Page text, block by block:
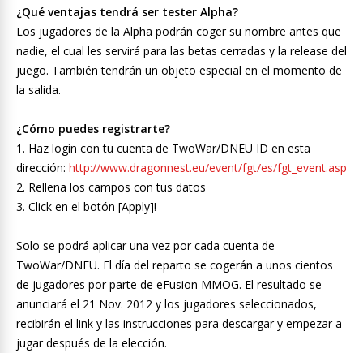
¿Qué ventajas tendrá ser tester Alpha?
Los jugadores de la Alpha podrán coger su nombre antes que
nadie, el cual les servirá para las betas cerradas y la release del
juego. También tendrán un objeto especial en el momento de
la salida.
¿Cómo puedes registrarte?
1. Haz login con tu cuenta de TwoWar/DNEU ID en esta
dirección: http://www.dragonnest.eu/event/fgt/es/fgt_event.asp
2. Rellena los campos con tus datos
3. Click en el botón [Apply]!
Solo se podrá aplicar una vez por cada cuenta de
TwoWar/DNEU. El día del reparto se cogerán a unos cientos
de jugadores por parte de eFusion MMOG. El resultado se
anunciará el 21 Nov. 2012 y los jugadores seleccionados,
recibirán el link y las instrucciones para descargar y empezar a
jugar después de la elección.